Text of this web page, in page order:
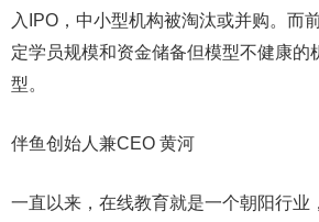
入IPO，中小型机构被淘汰或并购。而
定学员规模和资金储备但模型不健康的
型。
伴鱼创始人兼CEO 黄河
一直以来，在线教育就是一个朝阳行业